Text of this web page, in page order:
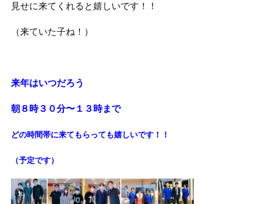
見せに来てくれると嬉しいです！！
（来ていた子ね！）
来年はいつだろう
朝８時３０分〜１３時まで
どの時間帯に来てもらっても嬉しいです！！
（予定です）